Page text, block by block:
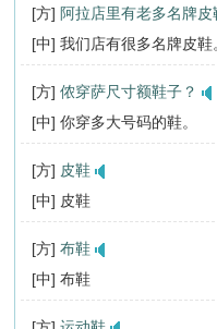
[方] 阿拉店里有老多名牌皮
[中] 我们店有很多名牌皮鞋
[方] 侬穿萨尺寸额鞋子？
[中] 你穿多大号码的鞋。
[方] 皮鞋
[中] 皮鞋
[方] 布鞋
[中] 布鞋